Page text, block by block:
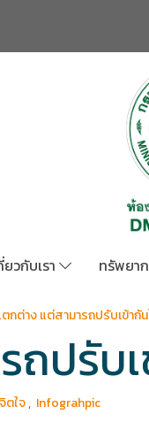
ยวกับเรา ทรัพยา
กต่าง แต่สามารถปรับเข้ากั
ปรับ
ตใจ, Infograhpic